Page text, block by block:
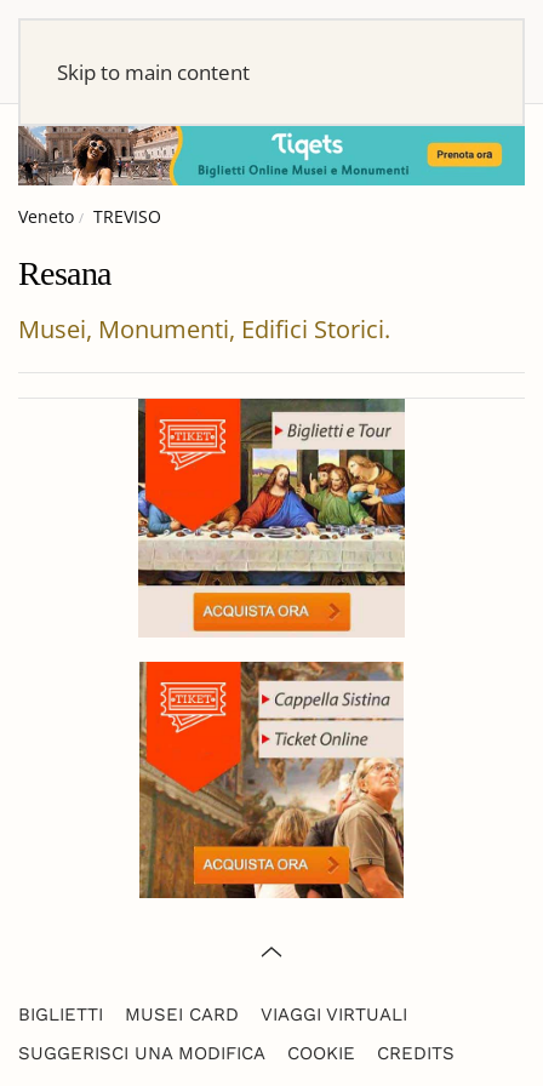
Skip to main content
Veneto TREVISO
Resana
Musei, Monumenti, Edifici Storici.
BIGLIETTI MUSEI CARD
VIAGGI VIRTUALI
SUGGERISCI UNA MODIFICA
COOKIE CREDITS